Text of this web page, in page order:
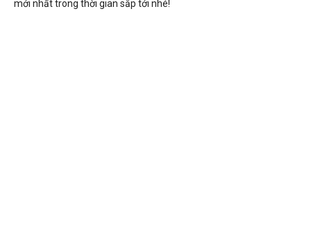
mới nhất trong thời gian sắp tới nhé!